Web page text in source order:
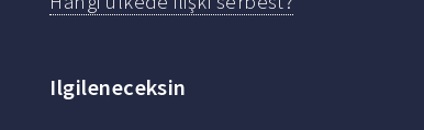
Ilgileneceksin